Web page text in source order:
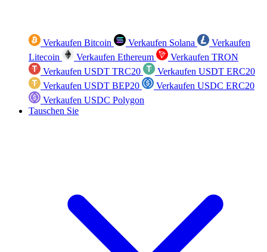
Verkaufen Bitcoin Verkaufen Solana
Verkaufen
Litecoin
Verkaufen Ethereum
Verkaufen TRON
Verkaufen USDT TRC20
Verkaufen USDT ERC20
Verkaufen USDT BEP20
Verkaufen USDC ERC20
Verkaufen USDC Polygon
Tauschen Sie